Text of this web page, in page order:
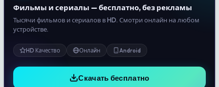
Фильмы и сериалы — бесплатно, без рекламы
Тысячи фильмов и сериалов в HD. Смотри онлайн на любом
устройстве.
HD Качество Онлайн Android
Скачать бесплатно